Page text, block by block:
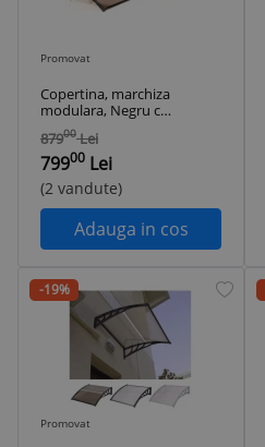
Promovat
Copertina, marchiza
modulara, Negru cu
Policarbonat
Fumuriu, 360 x 120
cm
87900 Lei
79900 Lei
(2 vandute)
Adauga in cos
-19%
Promovat